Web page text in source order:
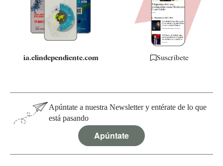
Quiénes somos
Especificaciones
ia.elindependiente.com Suscríbete
Apúntate a nuestra Newsletter y entérate de lo que
está pasando
Apúntate